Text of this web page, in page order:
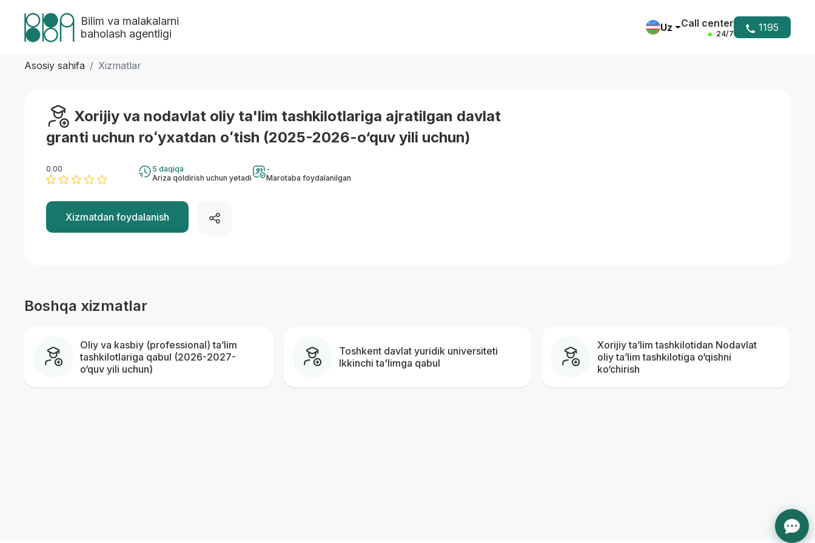
Bilim va malakalarni
baholash agentligi
Uz Call center
24/7 1195
Asosiy sahifa Xizmatlar
*
Xorijiy va nodavlat oliy ta'lim tashkilotlariga ajratilgan davlat
granti uchun roʻyxatdan oʻtish (2025-2026-o‘quv yili uchun)
0.00
5 daqiqa
Ariza qoldirish uchun yetadi
-
Marotaba foydalanilgan
Xizmatdan foydalanish
Boshqa xizmatlar
Oliy va kasbiy (professional) ta’lim
tashkilotlariga qabul (2026-2027-
o‘quv yili uchun)
Toshkent davlat yuridik universiteti
Ikkinchi ta'limga qabul
Xorijiy taʼlim tashkilotidan Nodavlat
oliy taʼlim tashkilotiga o‘qishni
ko‘chirish